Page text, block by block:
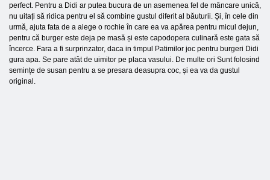
perfect. Pentru a Didi ar putea bucura de un asemenea fel de mâncare unică,
nu uitați să ridica pentru el să combine gustul diferit al băuturii. Și, în cele din
urmă, ajuta fata de a alege o rochie în care ea va apărea pentru micul dejun,
pentru că burger este deja pe masă și este capodopera culinară este gata să
încerce. Fara a fi surprinzator, daca in timpul Patimilor joc pentru burgeri Didi
gura apa. Se pare atât de uimitor pe placa vasului. De multe ori Sunt folosind
semințe de susan pentru a se presara deasupra coc, și ea va da gustul
original.